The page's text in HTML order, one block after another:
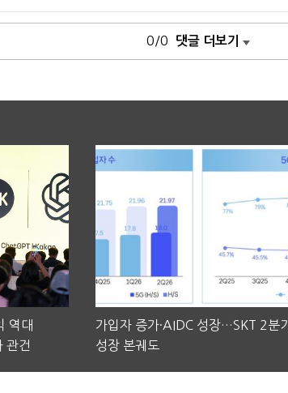
0/0 댓글 더보기
역대
관건
가입자 증가·AIDC 성장…SKT 2분기
성장 본궤도